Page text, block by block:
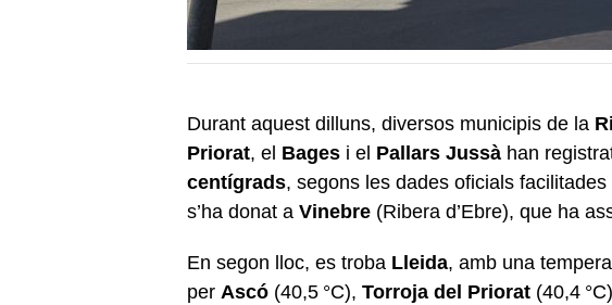
Durant aquest dilluns, diversos municipis de la
Priorat, el Bages i el Pallars Jussà han
centígrads, segons les dades oficials facilitades
s’ha donat a Vinebre (Ribera d’Ebre), que ha
En segon lloc, es troba Lleida, amb una
per Ascó (40,5 °C), Torroja del Priorat (40,4